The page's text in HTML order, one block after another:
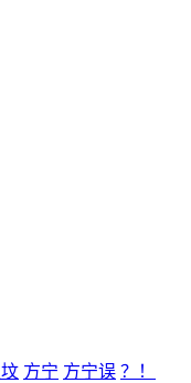
方宁 方宁误 ？！